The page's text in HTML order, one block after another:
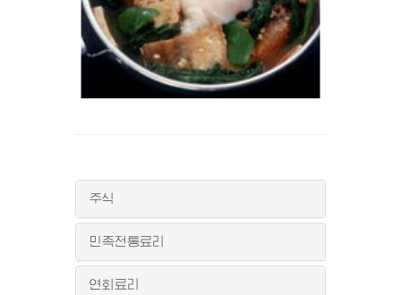
주식
민족전통료리
연회료리